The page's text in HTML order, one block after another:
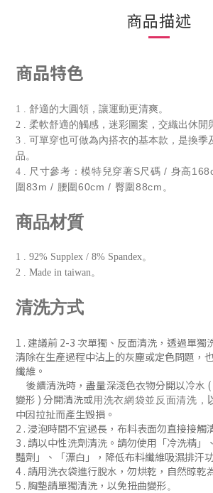
商品描述
商品特色
1 . 舒適的大圓領，讓運動更清爽。
2 . 柔軟舒適的觸感，迷彩圖案，交織出休閒
3 . 可單穿也可做為內搭衣的基本款，是換季
品。
4 . 尺寸參考：模特兒穿著S尺碼 / 身高
圍83m / 腰圍60cm / 臀圍88cm。
商品材質
1 . 92% Supplex / 8% Spandex。
2 . Made in taiwan。
清洗方式
1 . 建議前 2-3 次單獨、反面清洗 ， 透過單獨
清除在生產過程中沾上的灰塵或定色問題 ，
纖維。
後續清洗時 ，盡量深淺色衣物分開以冷水 (
變形 ) 分開清洗或用洗衣網袋並 反面清洗 ，
中因拉扯而產生毀損。
2 . 浸泡時間不宜過長，布料表面勿直接接觸
3 . 請以中性洗劑清洗。請勿使用「冷洗精」
豔劑」
、「漂白」，降低布料纖維吸濕排汗
4 . 請用洗衣袋進行脫水，勿烘乾，自然晾乾
5 . 胸墊請單獨清洗，以免扭曲變形。